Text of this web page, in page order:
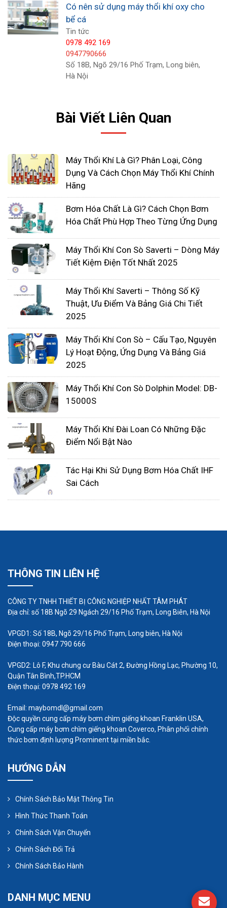
Để tạo oxy hòa tan đầy đủ cho bể cá bạn cần
phải sử dụng các loại máy sủi bể cá hoặc sử
dụng các loại máy bơm lọc nước kết hợp với
máy sủi khí.
Các loại máy thổi sủi khí
Trên thị trường hiện nay có rất nhiều loại máy sủi
oxy. Từ máy thổi khí mini đến loại có công suất
lớn, từ loại máy sủi oxy giá rẻ đến giá cao ngất tùy
thuộc vào loại máy và hoạt động có êm, tạo tiếng
ồn lớn hay nhỏ, độ bền của máy cao hay thấp, do
hãng nào sản xuất. Đa số chạy bằng điện nhưng
có một số máy sủi oxy chạy bằng pin, loại có đèn
và loại không đèn, kích thước trọng lượng cũng
khác nhau. Nếu hồ cá bạn nhỏ thì có thể chọn loại
1 vòi, còn rộng và kích thước lớn có thể chọn loại
sủi oxy 2 vòi.
Lưu ý khi lắp đặt máy thổi khí
oxy cho bể cá
Khi đặtmáy thổi khí,các nhà sản xuất thường
khuyến cáo nên để máy sủi cao hơn mặt nước để
đề phòng trường hợp khi mất điện nước sẽ không
bị trào ngược trở lại máy sủi dẫn đến các hiện
tượng nguy hiểm như hỏng máy sủi, chập điện và
quả sủi, thanh sủi các bạn cứ cho dài dài thoải
mái. Tại sao lại như vậy? Vì khi đó lượng không khí
trong dây oxy sẽ nhiều, nếu như mất điện thì áp
lực nước ở trong bể cá nhỏ hơn áp lực không khí
lại trong trường hợp mất điện.
Như vậy việc sử dụng máy sủi khí oxy cho bể cá
còn tùy thuộc vào kích thước, mật độ cá cảnh
cùng những loài thủy sinh sống trong bể cá. Nếu
mật độ nuôi dày thì tốt nhất là nên trang bị máy
oxy vì nó không quá đắt. Nếu nuôi mật độ mỏng,
các loài dễ nuôi và bể rộng thì không cần máy oxy
khuyên và cung cấp đến bạn những loại máy thổi
khí chính hãng và chất lượng.
Có nên sử dụng máy thổi khí oxy cho
bể cá
Tin tức
0978 492 169
0947790666
Số 18B, Ngõ 29/16 Phố Trạm, Long biên,
Hà Nội
Bài Viết Liên Quan
Máy Thổi Khí Là Gì? Phân Loại, Công
Dụng Và Cách Chọn Máy Thổi Khí Chính
Hãng
Bơm Hóa Chất Là Gì? Cách Chọn Bơm
Hóa Chất Phù Hợp Theo Từng Ứng Dụng
Máy Thổi Khí Con Sò Saverti – Dòng Máy
Tiết Kiệm Điện Tốt Nhất 2025
Máy Thổi Khí Saverti – Thông Số Kỹ
Thuật, Ưu Điểm Và Bảng Giá Chi Tiết
2025
Máy Thổi Khí Con Sò – Cấu Tạo, Nguyên
Lý Hoạt Động, Ứng Dụng Và Bảng Giá
2025
Máy Thổi Khí Con Sò Dolphin Model: DB-
15000S
Máy Thổi Khí Đài Loan Có Những Đặc
Điểm Nổi Bật Nào
Tác Hại Khi Sử Dụng Bơm Hóa Chất IHF
Sai Cách
THÔNG TIN LIÊN HỆ
CÔNG TY TNHH THIẾT BỊ CÔNG NGHIỆP NHẤT TÂM PHÁT
Địa chỉ: số 18B Ngõ 29 Ngách 29/16 Phố Trạm, Long Biên, Hà Nội
VPGD1: Số 18B, Ngõ 29/16 Phố Trạm, Long biên, Hà Nội
Điện thoại: 0947 790 666
VPGD2: Lô F, Khu chung cư Bàu Cát 2, Đường Hồng Lạc, Phường 10,
Quận Tân Bình,TP.HCM
Điện thoại: 0978 492 169
Email: maybomdl@gmail.com
Độc quyền cung cấp máy bơm chìm giếng khoan Franklin USA,
Cung cấp máy bơm chìm giếng khoan Coverco, Phân phối chính
thức bơm định lượng Prominent tại miền bắc.
HƯỚNG DẪN
Chính Sách Bảo Mật Thông Tin
Hình Thức Thanh Toán
Chính Sách Vận Chuyển
Chính Sách Đổi Trả
Chính Sách Bảo Hành
DANH MỤC MENU